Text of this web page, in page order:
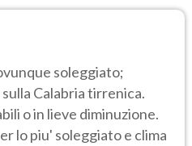
soleggiato;
Calabria tirrenica.
o in lieve diminuzione.
lo piu' soleggiato e clima